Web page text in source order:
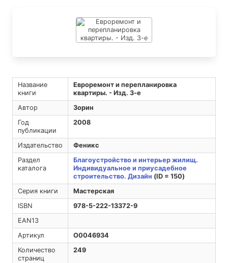
Название
книги
Евроремонт и перепланировка
квартиры. - Изд. 3-е
Автор
Зорин
Год
публикации
2008
Издательство
Феникс
Раздел
каталога
Благоустройство и интерьер жилищ.
Индивидуальное и приусадебное
строительство. Дизайн (ID = 150)
Серия книги
Мастерская
ISBN
978-5-222-13372-9
EAN13
Артикул
O0046934
Количество
страниц
249